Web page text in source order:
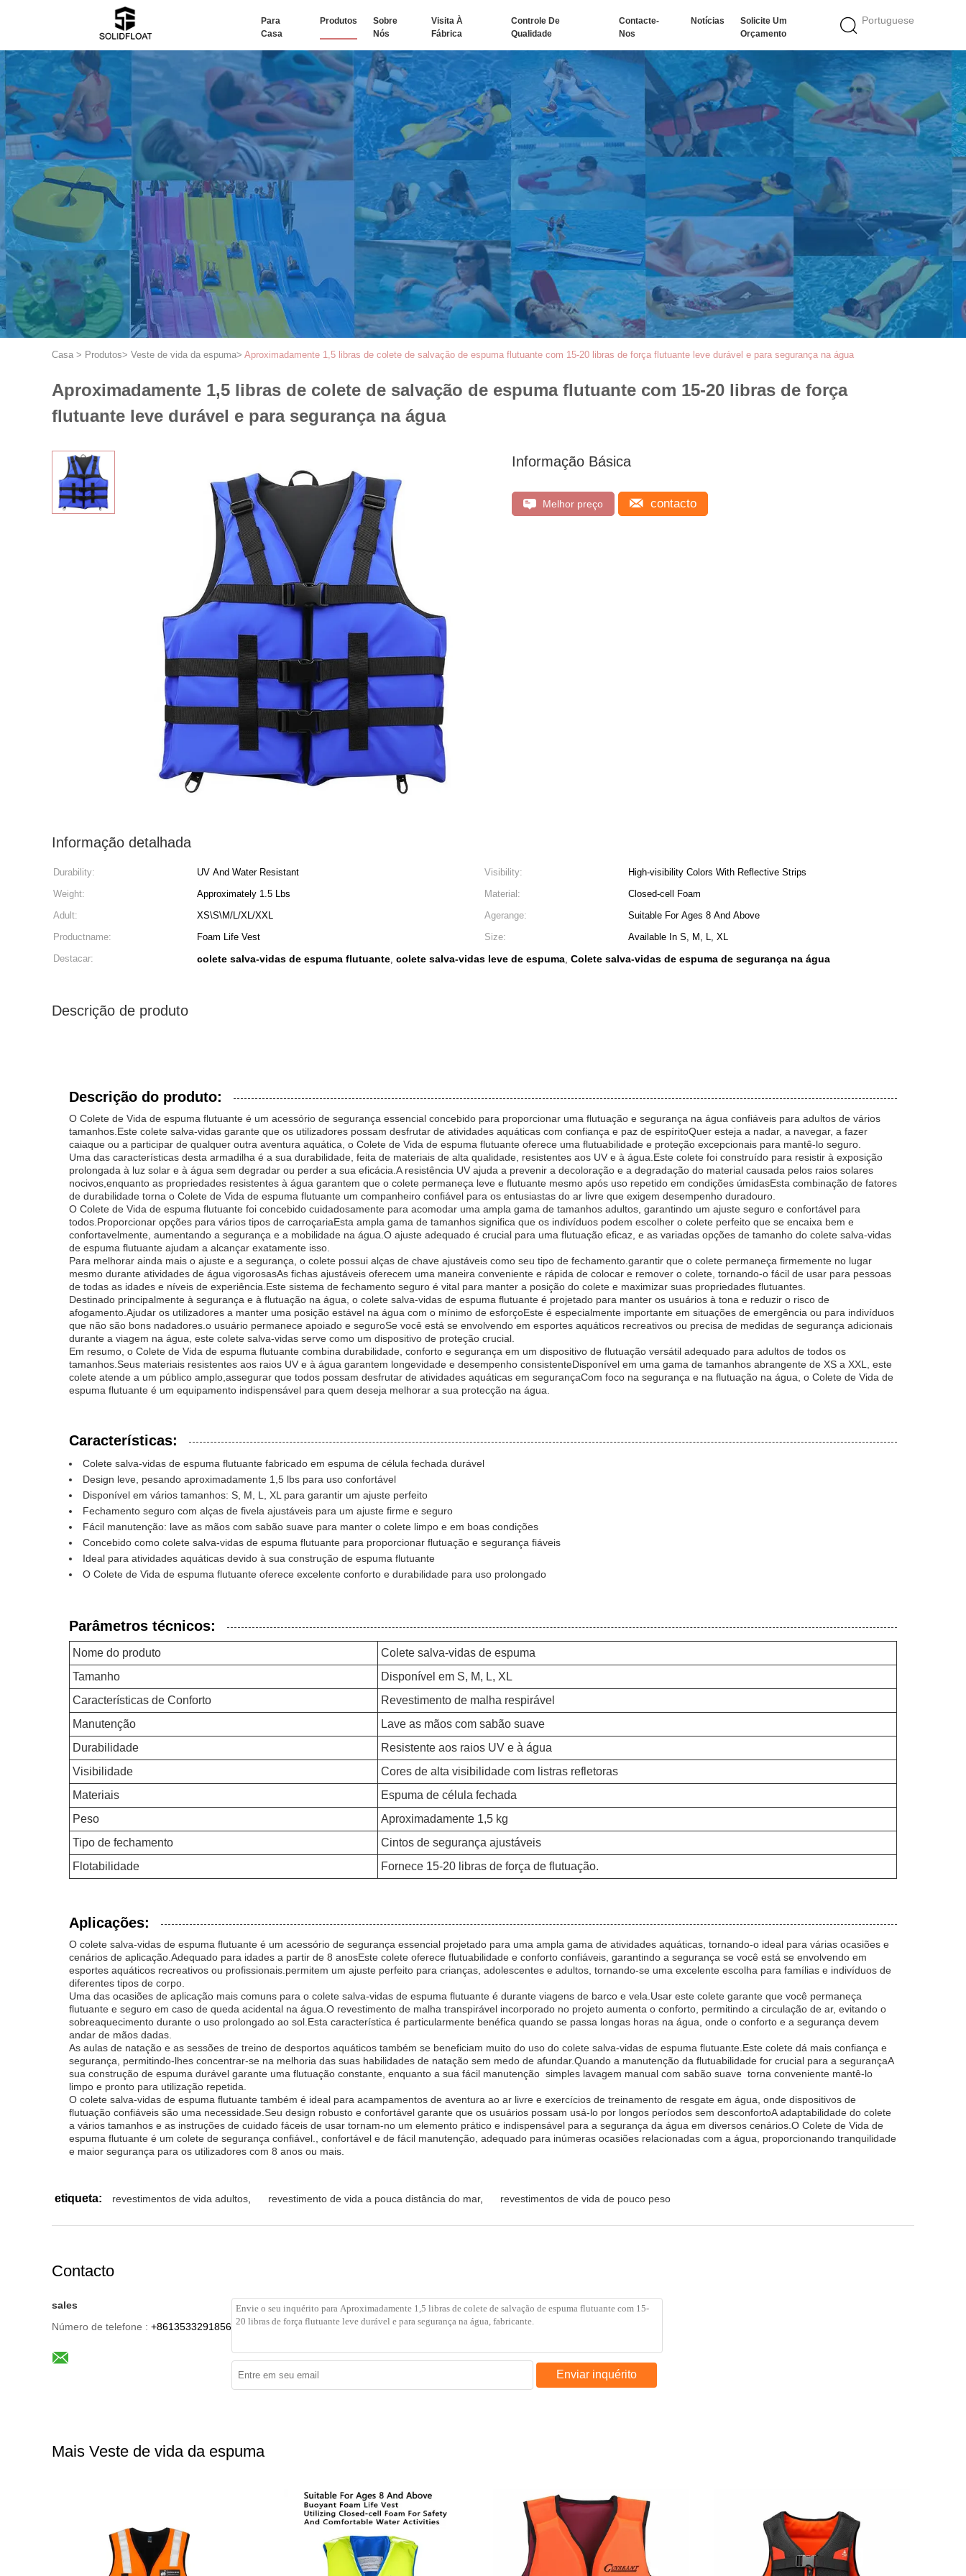
Portuguese
Para
Casa
Produtos
Sobre
Nós
Visita À
Fábrica
Controle De
Qualidade
Contacte-
Nos
Notícias
Solicite Um
Orçamento
Casa > Produtos> Veste de vida da espuma> Aproximadamente 1,5 libras de colete de salvação de espuma flutuante com 15-20 libras de força flutuante leve durável e para segurança na água
Aproximadamente 1,5 libras de colete de salvação de espuma flutuante com 15-20 libras de força
flutuante leve durável e para segurança na água
Informação Básica
Melhor preço contacto
Informação detalhada
Durability: UV And Water Resistant Visibility:
High-visibility Colors With Reflective Strips
Weight:
Approximately 1.5 Lbs Material:
Closed-cell Foam
Adult:
XS\S\M/L/XL/XXL Agerange:
Suitable For Ages 8 And Above
Productname:
Foam Life Vest Size:
Available In S, M, L, XL
Destacar:
colete salva-vidas de espuma flutuante, colete salva-vidas leve de espuma, Colete salva-vidas de espuma de segurança na água
Descrição de produto
Descrição do produto:
O Colete de Vida de espuma flutuante é um acessório de segurança essencial concebido para proporcionar uma flutuação e segurança na água confiáveis para adultos de vários
tamanhos.Este colete salva-vidas garante que os utilizadores possam desfrutar de atividades aquáticas com confiança e paz de espíritoQuer esteja a nadar, a navegar, a fazer
caiaque ou a participar de qualquer outra aventura aquática, o Colete de Vida de espuma flutuante oferece uma flutuabilidade e proteção excepcionais para mantê-lo seguro.
Uma das características desta armadilha é a sua durabilidade, feita de materiais de alta qualidade, resistentes aos UV e à água.Este colete foi construído para resistir à exposição
prolongada à luz solar e à água sem degradar ou perder a sua eficácia.A resistência UV ajuda a prevenir a decoloração e a degradação do material causada pelos raios solares
nocivos,enquanto as propriedades resistentes à água garantem que o colete permaneça leve e flutuante mesmo após uso repetido em condições úmidasEsta combinação de fatores
de durabilidade torna o Colete de Vida de espuma flutuante um companheiro confiável para os entusiastas do ar livre que exigem desempenho duradouro.
O Colete de Vida de espuma flutuante foi concebido cuidadosamente para acomodar uma ampla gama de tamanhos adultos, garantindo um ajuste seguro e confortável para
todos.Proporcionar opções para vários tipos de carroçariaEsta ampla gama de tamanhos significa que os indivíduos podem escolher o colete perfeito que se encaixa bem e
confortavelmente, aumentando a segurança e a mobilidade na água.O ajuste adequado é crucial para uma flutuação eficaz, e as variadas opções de tamanho do colete salva-vidas
de espuma flutuante ajudam a alcançar exatamente isso.
Para melhorar ainda mais o ajuste e a segurança, o colete possui alças de chave ajustáveis como seu tipo de fechamento.garantir que o colete permaneça firmemente no lugar
mesmo durante atividades de água vigorosasAs fichas ajustáveis oferecem uma maneira conveniente e rápida de colocar e remover o colete, tornando-o fácil de usar para pessoas
de todas as idades e níveis de experiência.Este sistema de fechamento seguro é vital para manter a posição do colete e maximizar suas propriedades flutuantes.
Destinado principalmente à segurança e à flutuação na água, o colete salva-vidas de espuma flutuante é projetado para manter os usuários à tona e reduzir o risco de
afogamento.Ajudar os utilizadores a manter uma posição estável na água com o mínimo de esforçoEste é especialmente importante em situações de emergência ou para indivíduos
que não são bons nadadores.o usuário permanece apoiado e seguroSe você está se envolvendo em esportes aquáticos recreativos ou precisa de medidas de segurança adicionais
durante a viagem na água, este colete salva-vidas serve como um dispositivo de proteção crucial.
Em resumo, o Colete de Vida de espuma flutuante combina durabilidade, conforto e segurança em um dispositivo de flutuação versátil adequado para adultos de todos os
tamanhos.Seus materiais resistentes aos raios UV e à água garantem longevidade e desempenho consistenteDisponível em uma gama de tamanhos abrangente de XS a XXL, este
colete atende a um público amplo,assegurar que todos possam desfrutar de atividades aquáticas em segurançaCom foco na segurança e na flutuação na água, o Colete de Vida de
espuma flutuante é um equipamento indispensável para quem deseja melhorar a sua protecção na água.
Características:
Colete salva-vidas de espuma flutuante fabricado em espuma de célula fechada durável
Design leve, pesando aproximadamente 1,5 lbs para uso confortável
Disponível em vários tamanhos: S, M, L, XL para garantir um ajuste perfeito
Fechamento seguro com alças de fivela ajustáveis para um ajuste firme e seguro
Fácil manutenção: lave as mãos com sabão suave para manter o colete limpo e em boas condições
Concebido como colete salva-vidas de espuma flutuante para proporcionar flutuação e segurança fiáveis
Ideal para atividades aquáticas devido à sua construção de espuma flutuante
O Colete de Vida de espuma flutuante oferece excelente conforto e durabilidade para uso prolongado
Parâmetros técnicos:
Nome do produto
Colete salva-vidas de espuma
Tamanho
Disponível em S, M, L, XL
Características de Conforto
Revestimento de malha respirável
Manutenção
Lave as mãos com sabão suave
Durabilidade
Resistente aos raios UV e à água
Visibilidade
Cores de alta visibilidade com listras refletoras
Materiais
Espuma de célula fechada
Peso
Aproximadamente 1,5 kg
Tipo de fechamento
Cintos de segurança ajustáveis
Flotabilidade
Fornece 15-20 libras de força de flutuação.
Aplicações:
O colete salva-vidas de espuma flutuante é um acessório de segurança essencial projetado para uma ampla gama de atividades aquáticas, tornando-o ideal para várias ocasiões e
cenários de aplicação.Adequado para idades a partir de 8 anosEste colete oferece flutuabilidade e conforto confiáveis, garantindo a segurança se você está se envolvendo em
esportes aquáticos recreativos ou profissionais.permitem um ajuste perfeito para crianças, adolescentes e adultos, tornando-se uma excelente escolha para famílias e indivíduos de
diferentes tipos de corpo.
Uma das ocasiões de aplicação mais comuns para o colete salva-vidas de espuma flutuante é durante viagens de barco e vela.Usar este colete garante que você permaneça
flutuante e seguro em caso de queda acidental na água.O revestimento de malha transpirável incorporado no projeto aumenta o conforto, permitindo a circulação de ar, evitando o
sobreaquecimento durante o uso prolongado ao sol.Esta característica é particularmente benéfica quando se passa longas horas na água, onde o conforto e a segurança devem
andar de mãos dadas.
As aulas de natação e as sessões de treino de desportos aquáticos também se beneficiam muito do uso do colete salva-vidas de espuma flutuante.Este colete dá mais confiança e
segurança, permitindo-lhes concentrar-se na melhoria das suas habilidades de natação sem medo de afundar.Quando a manutenção da flutuabilidade for crucial para a segurançaA
sua construção de espuma durável garante uma flutuação constante, enquanto a sua fácil manutenção  simples lavagem manual com sabão suave  torna conveniente mantê-lo
limpo e pronto para utilização repetida.
O colete salva-vidas de espuma flutuante também é ideal para acampamentos de aventura ao ar livre e exercícios de treinamento de resgate em água, onde dispositivos de
flutuação confiáveis são uma necessidade.Seu design robusto e confortável garante que os usuários possam usá-lo por longos períodos sem desconfortoA adaptabilidade do colete
a vários tamanhos e as instruções de cuidado fáceis de usar tornam-no um elemento prático e indispensável para a segurança da água em diversos cenários.O Colete de Vida de
espuma flutuante é um colete de segurança confiável., confortável e de fácil manutenção, adequado para inúmeras ocasiões relacionadas com a água, proporcionando tranquilidade
e maior segurança para os utilizadores com 8 anos ou mais.
etiqueta: revestimentos de vida adultos revestimento de vida a pouca distância do mar, revestimentos de vida de pouco peso
Contacto
sales
Número de telefone : +8613533291856
Enviar inquérito
Mais Veste de vida da espuma